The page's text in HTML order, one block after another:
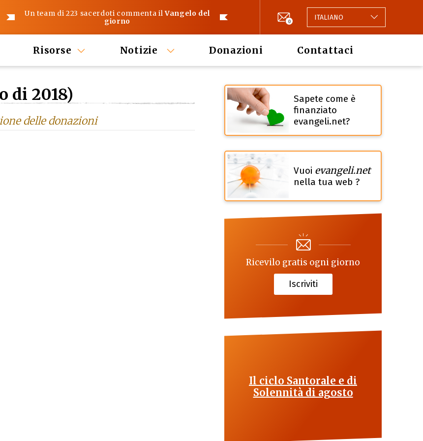
Un team di 223 sacerdoti commenta ilVangelo del
giorno
0 ITALIANO
Risorse Notizie Donazioni Contattaci
di 2018)
delle donazioni
Sapete come è
finanziato
evangeli.net?
Vuoi evangeli.net
nella tua web ?
Ricevilo gratis ogni giorno
Iscriviti
Il ciclo Santorale e di
Solennità di agosto